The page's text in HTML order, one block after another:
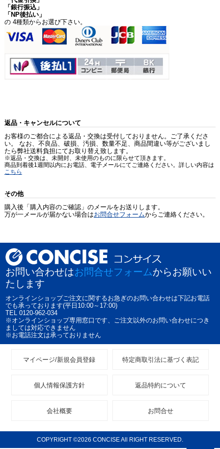
「銀行振込」
「NP後払い」
の 4種類からお選び下さい。
返品・キャンセルについて
お客様のご都合による返品・交換は受付しておりません。ご了承くださ
い。 なお、不良品、破損、汚損、数量不足、商品間違い等がございまし
たら弊社送料負担にてお取り替え致します。
※返品・交換は、未開封、未使用のものに限らせて頂きます。
商品到着後1週間以内にお電話、電子メールにてご連絡ください。詳しい内容は
こちら
その他
購入後「購入内容のご確認」のメールをお送りします。
万が一メールが届かない場合はお問合せフォームからご連絡ください。
お問い合わせはお問合せフォームからお願いい
たします
オンラインショップご注文に関するお急ぎのお問い合わせは下記お電話
でも承っております(平日10:00～17:00)
TEL 0120-962-034
※オンラインショップ専用窓口です、ご注文以外のお問い合わせにつき
ましては対応できません
※お電話注文は承っておりません
マイページ/新規会員登録 特定商取引法に基づく表記
個人情報保護方針 返品特約について
会社概要 お問合せ
COPYRIGHT ©2026 CONCISE All RIGHT RESERVED.